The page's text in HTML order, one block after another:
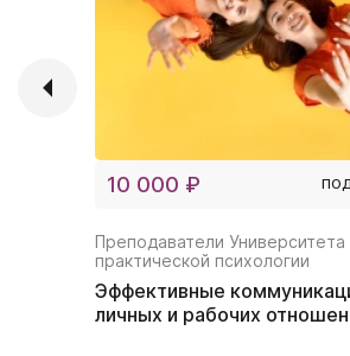
10 000 ₽
Преподаватели Университета
практической психологии
Эффективные
личных и рабочих